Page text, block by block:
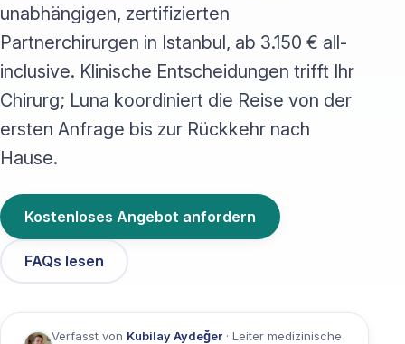
unabhängigen, zertifizierten
Partnerchirurgen in Istanbul, ab 3.150 € all-
inclusive. Klinische Entscheidungen trifft Ihr
Chirurg; Luna koordiniert die Reise von der
ersten Anfrage bis zur Rückkehr nach
Hause.
Kostenloses Angebot anfordern
FAQs lesen
Verfasst von Kubilay Aydeğer· Leiter medizinische